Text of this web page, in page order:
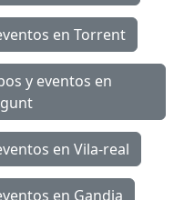
en Torrent
y eventos en
en Vila-real
en Gandia